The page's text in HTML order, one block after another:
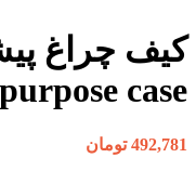
کیف چراغ
case
492,781 تومان